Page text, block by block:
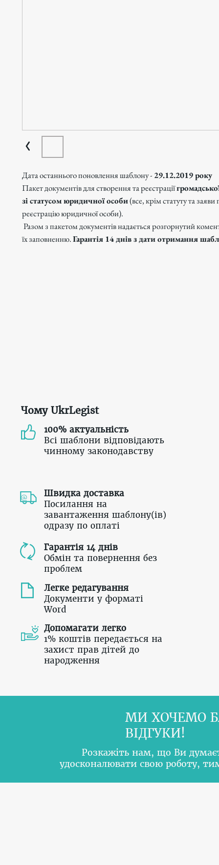
Дата останнього поновлення шаблону - 29.12.2019 року
Пакет документів для створення та реєстрації
зі статусом юридичної особи(все, крім статуту та
реєстрацію юридичної особи).
Разом з пакетом документів надається розгорнутий
їх заповненню.Гарантія 14 днів з дати отримання
Чому UkrLegist
100% актуальність
Всі шаблони відповідають
чинному законодавству
Швидка доставка
Посилання на
завантаження шаблону(ів)
одразу по оплаті
Гарантія 14 днів
Обмін та повернення без
проблем
Легке редагування
Документи у форматі
Word
Допомагати легко
1% коштів передається на
захист прав дітей до
народження
МИ ХОЧЕМО
ВІДГУКИ!
Розкажіть нам, що Ви
удосконалювати свою роботу,